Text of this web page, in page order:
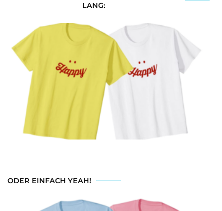
LANG:
ODER EINFACH YEAH!